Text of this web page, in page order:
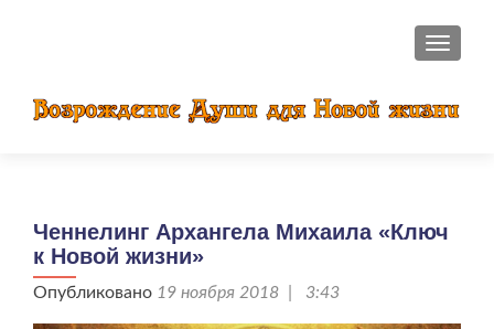
Ченнелинг Архангела Михаила «Ключ
к Новой жизни»
Опубликовано 19 ноября 2018 | 3:43